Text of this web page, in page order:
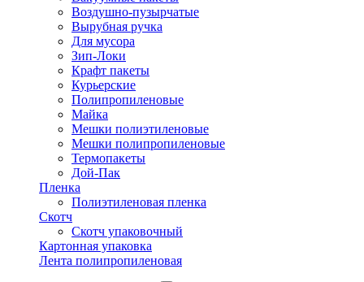
Воздушно-пузырчатые
Вырубная ручка
Для мусора
Зип-Локи
Крафт пакеты
Курьерские
Полипропиленовые
Майка
Мешки полиэтиленовые
Мешки полипропиленовые
Термопакеты
Дой-Пак
Пленка
Полиэтиленовая пленка
Скотч
Скотч упаковочный
Картонная упаковка
Лента полипропиленовая